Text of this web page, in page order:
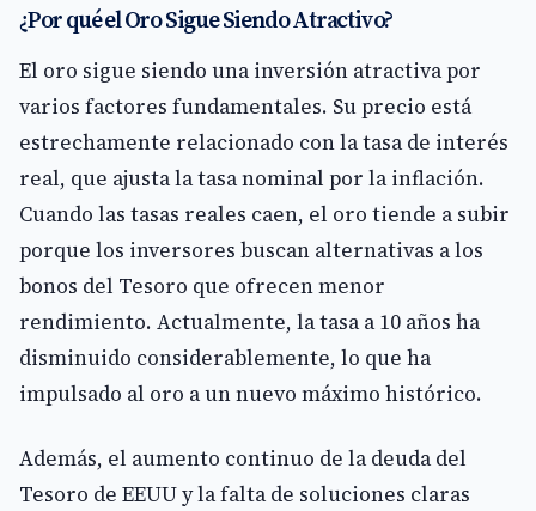
¿Por qué el Oro Sigue Siendo Atractivo?
El oro sigue siendo una inversión atractiva por
varios factores fundamentales. Su precio está
estrechamente relacionado con la tasa de interés
real, que ajusta la tasa nominal por la inflación.
Cuando las tasas reales caen, el oro tiende a subir
porque los inversores buscan alternativas a los
bonos del Tesoro que ofrecen menor
rendimiento. Actualmente, la tasa a 10 años ha
disminuido considerablemente, lo que ha
impulsado al oro a un nuevo máximo histórico.
Además, el aumento continuo de la deuda del
Tesoro de EEUU y la falta de soluciones claras